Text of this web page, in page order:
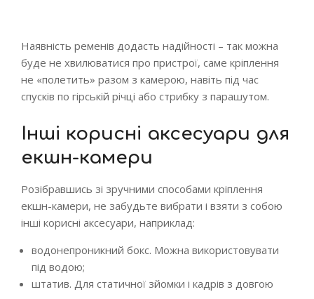
Наявність ременів додасть надійності – так можна
буде не хвилюватися про пристрої, саме кріплення
не «полетить» разом з камерою, навіть під час
спусків по гірській річці або стрибку з парашутом.
Інші корисні аксесуари для
екшн-камери
Розібравшись зі зручними способами кріплення
екшн-камери, не забудьте вибрати і взяти з собою
інші корисні аксесуари, наприклад:
водонепроникний бокс. Можна використовувати
під водою;
штатив. Для статичної зйомки і кадрів з довгою